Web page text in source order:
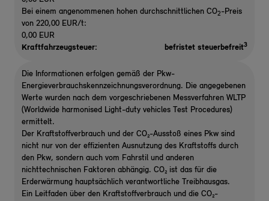
Bei einem angenommenen hohen durchschnittlichen CO2-Preis
von 220,00 EUR/t:
0,00 EUR
Kraftfahrzeugsteuer:
befristet steuerbefreit3
Die Informationen erfolgen gemäß der Pkw-
Energieverbrauchskennzeichnungsverordnung. Die angegebenen
Werte wurden nach dem vorgeschriebenen Messverfahren WLTP
(Worldwide harmonised Light-duty vehicles Test Procedures)
ermittelt.
Der Kraftstoffverbrauch und der CO₂-Ausstoß eines Pkw sind
nicht nur von der effizienten Ausnutzung des Kraftstoffs durch
den Pkw, sondern auch vom Fahrstil und anderen
nichttechnischen Faktoren abhängig. CO₂ ist das für die
Erderwärmung hauptsächlich verantwortliche Treibhausgas.
Ein Leitfaden über den Kraftstoffverbrauch und die CO₂-